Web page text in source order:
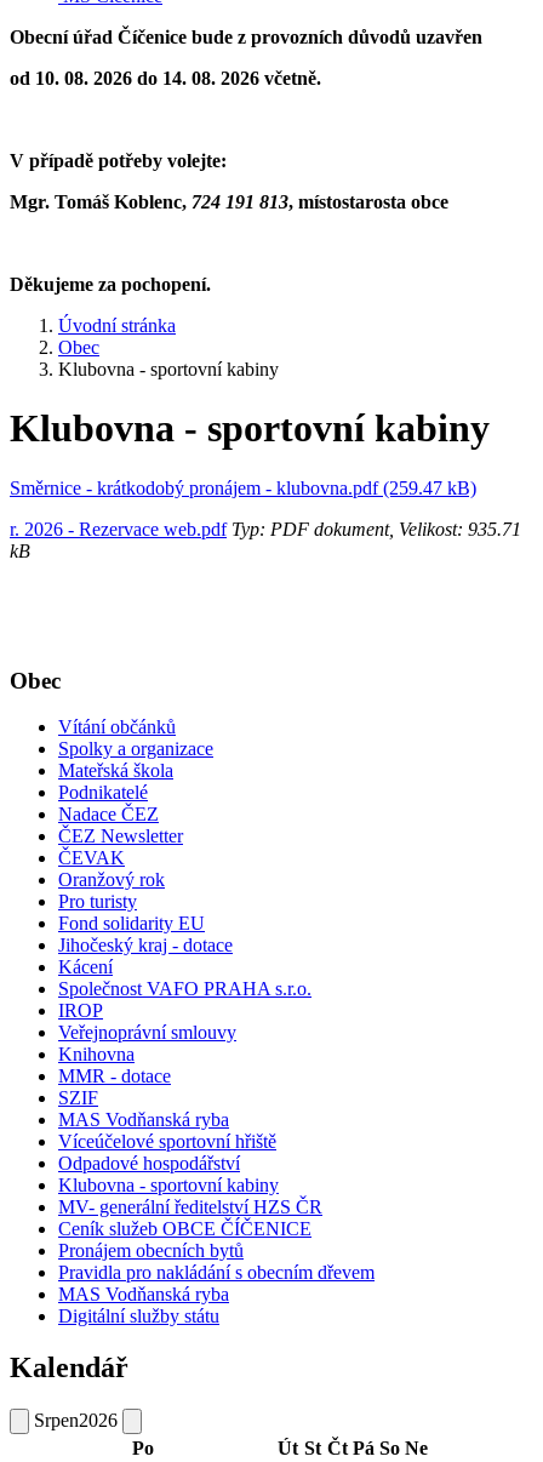
Obecní úřad Číčenice bude z provozních důvodů uzavřen
od 10. 08. 2026 do 14. 08. 2026 včetně.
V případě potřeby volejte:
Mgr. Tomáš Koblenc, 724 191 813, místostarosta obce
Děkujeme za pochopení.
Úvodní stránka
Obec
Klubovna - sportovní kabiny
Klubovna - sportovní kabiny
Směrnice - krátkodobý pronájem - klubovna.pdf (259.47 kB)
r. 2026 - Rezervace web.pdfTyp: PDF dokument, Velikost: 935.71
kB
Obec
Vítání občánků
Spolky a organizace
Mateřská škola
Podnikatelé
Nadace ČEZ
ČEZ Newsletter
ČEVAK
Oranžový rok
Pro turisty
Fond solidarity EU
Jihočeský kraj - dotace
Kácení
Společnost VAFO PRAHA s.r.o.
IROP
Veřejnoprávní smlouvy
Knihovna
MMR - dotace
SZIF
MAS Vodňanská ryba
Víceúčelové sportovní hřiště
Odpadové hospodářství
Klubovna - sportovní kabiny
MV- generální ředitelství HZS ČR
Ceník služeb OBCE ČÍČENICE
Pronájem obecních bytů
Pravidla pro nakládání s obecním dřevem
MAS Vodňanská ryba
Digitální služby státu
Kalendář
Srpen2026
Po
Út St Čt Pá So Ne